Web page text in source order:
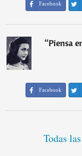
Facebook
“Piensa
Facebook
Todas